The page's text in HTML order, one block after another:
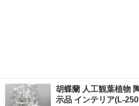
胡蝶蘭 人工観葉植物
示品 インテリア(L-